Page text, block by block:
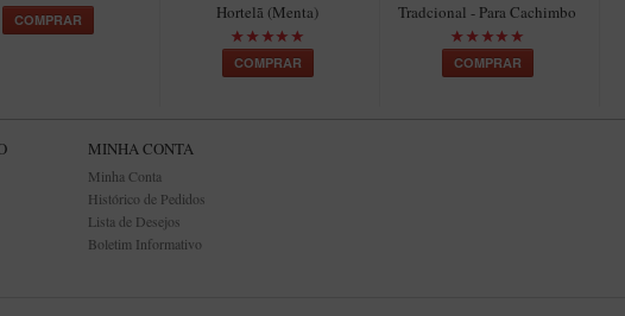
COMPRAR
Hortelã (Menta)
COMPRAR
Tradcional - Para Cachimbo
COMPRAR
MINHA CONTA
Minha Conta
Histórico de Pedidos
Lista de Desejos
Boletim Informativo